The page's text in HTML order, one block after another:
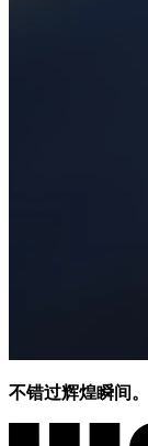
不错过辉煌瞬间。